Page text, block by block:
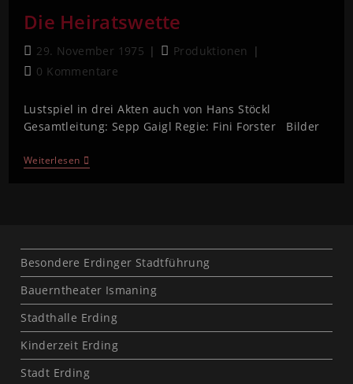
Die Heiratswette
29. November 1975
Produktionen
0 Kommentare
Lustspiel in drei Akten auch von Hans Stöckl
Gesamtleitung: Sepp Gaigl Regie: Fini Forster Bilder
Weiterlesen
Besondere Erdinger Stadtführung
Bauerntheater Ismaning
Stadthalle Erding
Kinderzeit Erding
Stadt Erding